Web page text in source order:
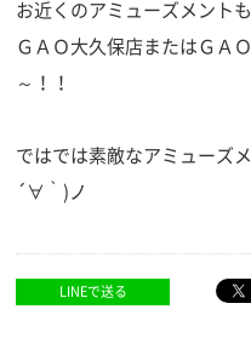
お近くのアミューズメント
ＧＡＯ大久保店またはＧＡ
～！！
ではでは素敵なアミューズ
´∀｀)ノ
LINEで送る